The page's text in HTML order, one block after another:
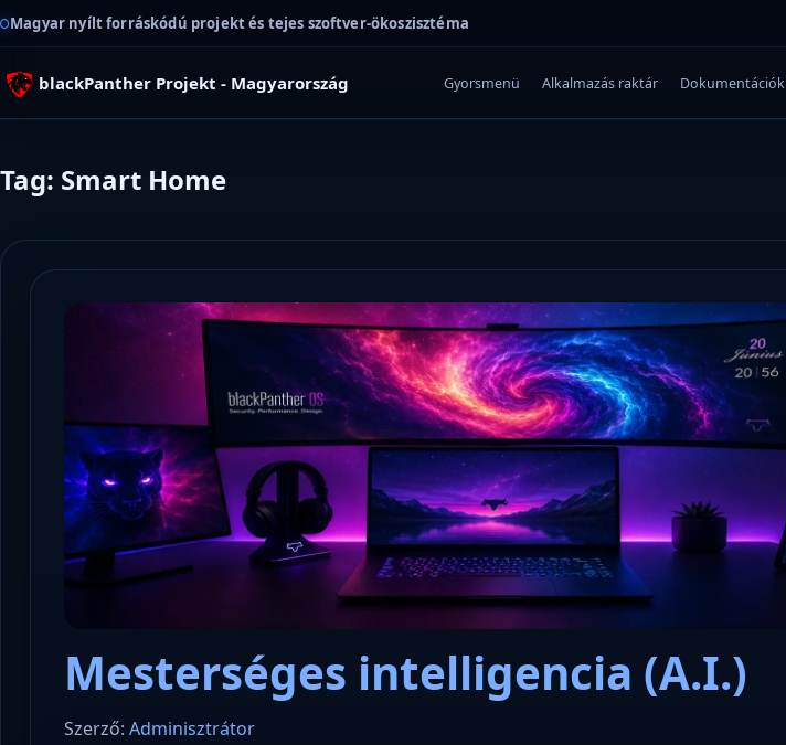
Magyar nyílt forráskódú projekt és tejes szoftver-ökoszisztéma
blackPanther Projekt - Magyarország Gyorsmenü Alkalmazás raktár Dokumentációk
Tag: Smart Home
Mesterséges intelligencia (A.I.)
Szerző: Adminisztrátor